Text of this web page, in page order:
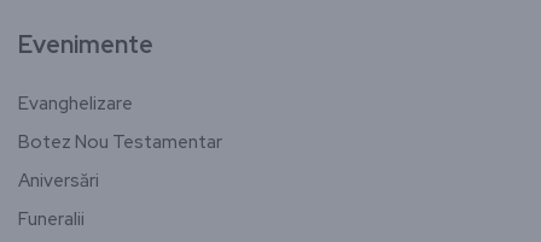
Evenimente
Evanghelizare
Botez Nou Testamentar
Aniversări
Funeralii